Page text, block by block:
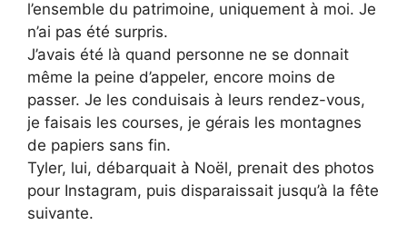
l’ensemble du patrimoine, uniquement à moi. Je
n’ai pas été surpris.
J’avais été là quand personne ne se donnait
même la peine d’appeler, encore moins de
passer. Je les conduisais à leurs rendez-vous,
je faisais les courses, je gérais les montagnes
de papiers sans fin.
Tyler, lui, débarquait à Noël, prenait des photos
pour Instagram, puis disparaissait jusqu’à la fête
suivante.